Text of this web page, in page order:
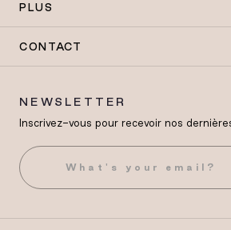
PLUS
CONTACT
NEWSLETTER
Inscrivez-vous pour recevoir nos